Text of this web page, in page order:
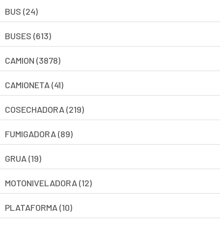
BUS (24)
BUSES (613)
CAMION (3878)
CAMIONETA (41)
COSECHADORA (219)
FUMIGADORA (89)
GRUA (19)
MOTONIVELADORA (12)
PLATAFORMA (10)